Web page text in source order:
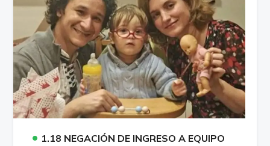
• 1.18 NEGACIÓN DE INGRESO A EQUIPO